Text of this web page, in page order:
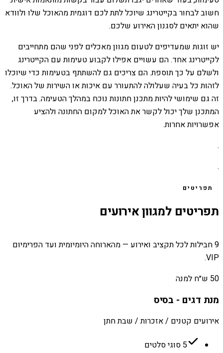
חשוב לבחור בקייטרינג שיוכל לתת לכם דוגמית מהאוכל שלו ולוודא
שהוא יתאים לסגנון האירוע שלכם.
יש זוגות שמעדיפים לטעום מגוון מאכלים לפני שהם מתחייבים
לקייטרינג אחד. הם עשויים אפילו לקבוע טעימות עם הקייטרינג
ולשלם על כך תוספת. הם צריכים גם להשתתף בטעימות כדי שיוכלו
לזהות כל בעיה שעלולה להתעורר עם איכות או השירות של האוכל.
זה גם שימושי להיות מתכנן חתונות נוכח במהלך הטעימה. בדרך זו,
המתכנן שלך יכול לקשר את האוכל למקום החתונה ולהציע
אפשרויות אחרות.
.
.
תפריטים
תפריטים למגוון אירועים
9 חבילות לכל תקציב ואירוע — מהארוחה היומיומית ועד הפרימיום
VIP.
50 ש״ח למנה
מנת דגים - בסיס
אירועים קטנים / אזכרות / שבת חתן
5 סוגי סלטים